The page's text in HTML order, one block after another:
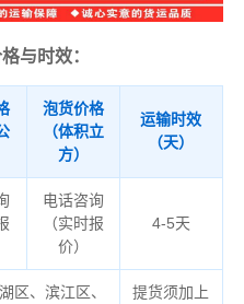
与时效：
泡货价格
（体积立
方）
运输时效
（天）
电话咨询
（实时报
价）
4-5天
区、滨江区、
提货须加上